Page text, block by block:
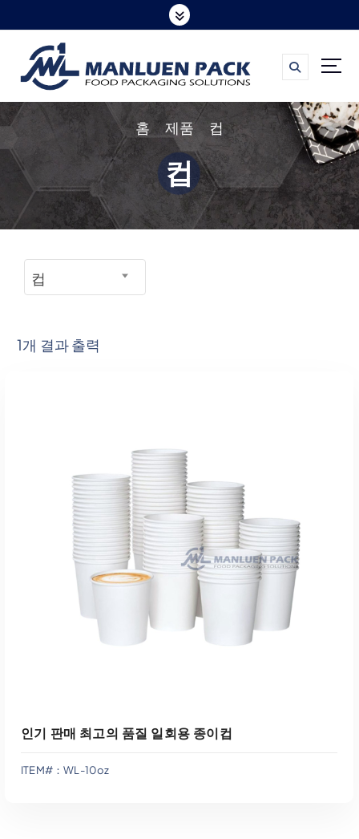
텐
바
로
가
홈 제품 컵
컵
1개 결과 출력
인기 판매 최고의 품질 일회용 종이컵
ITEM#：WL-10oz
컵